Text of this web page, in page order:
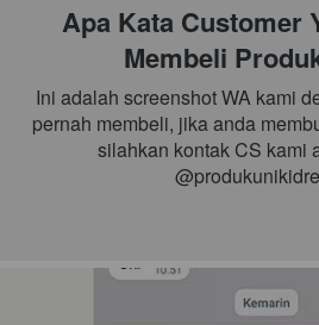
Apa Kata Customer
Membeli
Ini adalah screenshot WA kami
pernah membeli, jika anda
silahkan kontak CS kami